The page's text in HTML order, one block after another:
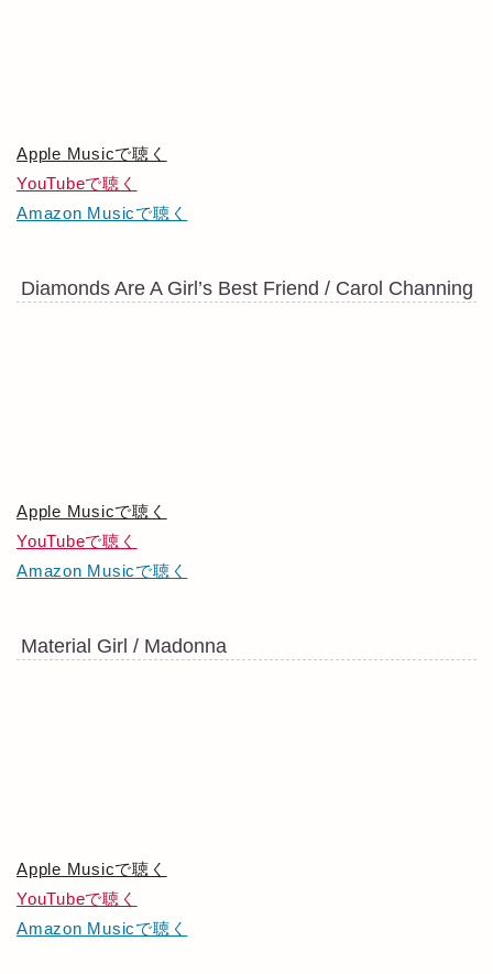
Apple Musicで聴く
YouTubeで聴く
Amazon Musicで聴く
Diamonds Are A Girl’s Best Friend / Carol Channing
Apple Musicで聴く
YouTubeで聴く
Amazon Musicで聴く
Material Girl / Madonna
Apple Musicで聴く
YouTubeで聴く
Amazon Musicで聴く